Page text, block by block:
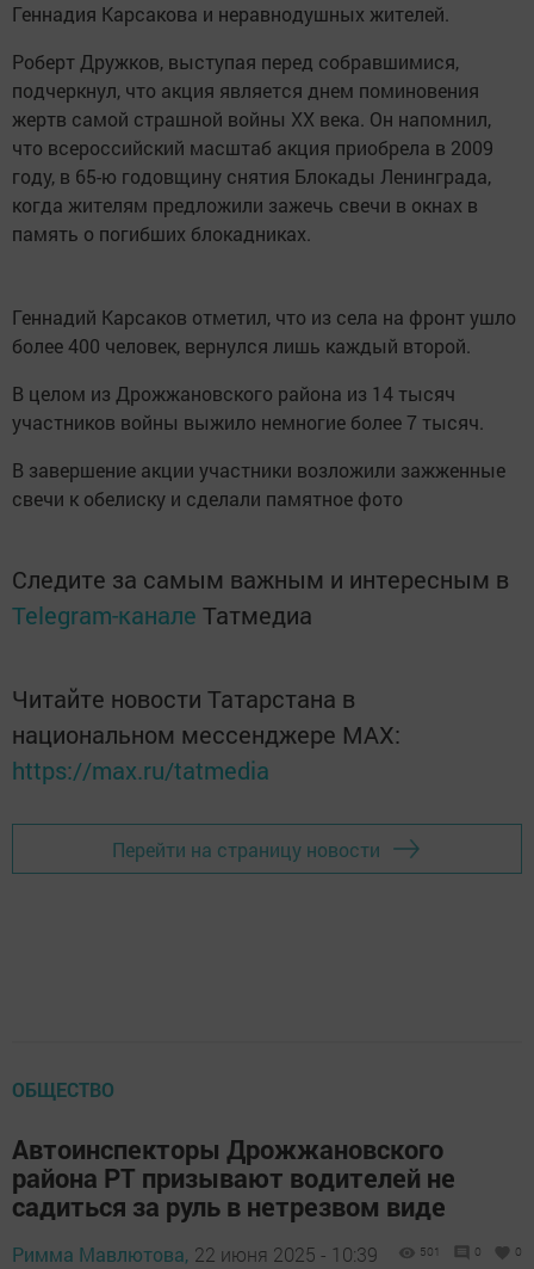
Геннадия Карсакова и неравнодушных жителей.
Роберт Дружков, выступая перед собравшимися,
подчеркнул, что акция является днем поминовения
жертв самой страшной войны XX века. Он напомнил,
что всероссийский масштаб акция приобрела в 2009
году, в 65-ю годовщину снятия Блокады Ленинграда,
когда жителям предложили зажечь свечи в окнах в
память о погибших блокадниках.
Геннадий Карсаков отметил, что из села на фронт ушло
более 400 человек, вернулся лишь каждый второй.
В целом из Дрожжановского района из 14 тысяч
участников войны выжило немногие более 7 тысяч.
В завершение акции участники возложили зажженные
свечи к обелиску и сделали памятное фото
Следите за самым важным и интересным в
Telegram-канале Татмедиа
Читайте новости Татарстана в
национальном мессенджере MАХ:
https://max.ru/tatmedia
Перейти на страницу новости
ОБЩЕСТВО
Автоинспекторы Дрожжановского
района РТ призывают водителей не
садиться за руль в нетрезвом виде
Римма Мавлютова, 22 июня 2025 - 10:39 501 0 0